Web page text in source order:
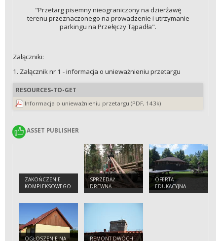
"Przetarg pisemny nieograniczony na dzierżawę
terenu przeznaczonego na prowadzenie i utrzymanie
parkingu na Przełęczy Tąpadła".
Załączniki:
1. Załącznik nr 1 - informacja o unieważnieniu przetargu
RESOURCES-TO-GET
Informacja o unieważnieniu przetargu (PDF, 143k)
ASSET PUBLISHER
ASSET PUBLISHER
ZAKOŃCZENIE
KOMPLEKSOWEGO
PROJEKTU
GATUNKÓW I
SIEDLISK
PRZYRODNICZYCH
NA OBSZARACH
ZARZĄDZANYCH
SPRZEDAŻ
DREWNA
OFERTA
EDUKACYJNA
OGŁOSZENIE NA
REMONT DWÓCH